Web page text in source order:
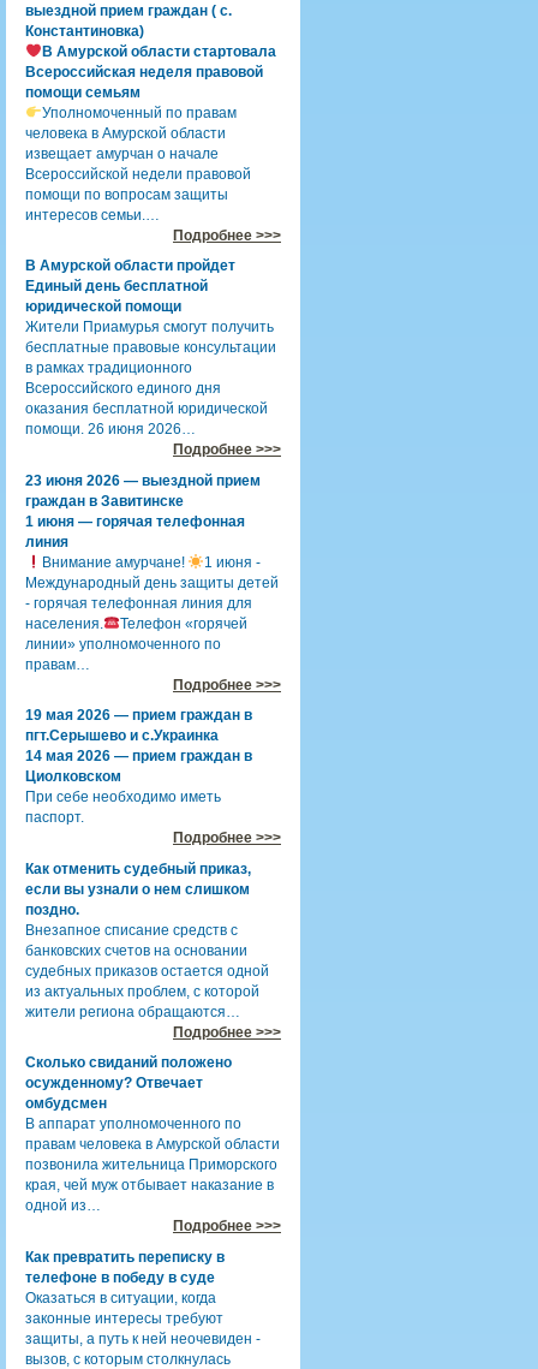
выездной прием граждан ( с.
Константиновка)
В Амурской области стартовала
Всероссийская неделя правовой
помощи семьям
Уполномоченный по правам
человека в Амурской области
извещает амурчан о начале
Всероссийской недели правовой
помощи по вопросам защиты
интересов семьи.…
Подробнее >>>
В Амурской области пройдет
Единый день бесплатной
юридической помощи
Жители Приамурья смогут получить
бесплатные правовые консультации
в рамках традиционного
Всероссийского единого дня
оказания бесплатной юридической
помощи. 26 июня 2026…
Подробнее >>>
23 июня 2026 — выездной прием
граждан в Завитинске
1 июня — горячая телефонная
линия
Внимание амурчане!
1 июня -
Международный день защиты детей
- горячая телефонная линия для
населения.
Телефон «горячей
линии» уполномоченного по
правам…
Подробнее >>>
19 мая 2026 — прием граждан в
пгт.Серышево и с.Украинка
14 мая 2026 — прием граждан в
Циолковском
При себе необходимо иметь
паспорт.
Подробнее >>>
Как отменить судебный приказ,
если вы узнали о нем слишком
поздно.
Внезапное списание средств с
банковских счетов на основании
судебных приказов остается одной
из актуальных проблем, с которой
жители региона обращаются…
Подробнее >>>
Сколько свиданий положено
осужденному? Отвечает
омбудсмен
В аппарат уполномоченного по
правам человека в Амурской области
позвонила жительница Приморского
края, чей муж отбывает наказание в
одной из…
Подробнее >>>
Как превратить переписку в
телефоне в победу в суде
Оказаться в ситуации, когда
законные интересы требуют
защиты, а путь к ней неочевиден -
вызов, с которым столкнулась